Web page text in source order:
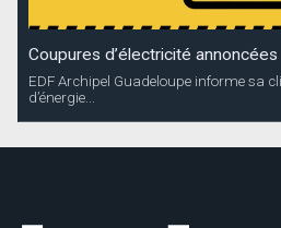
Coupures d’électricité annoncées
EDF Archipel Guadeloupe informe sa
d’énergie...